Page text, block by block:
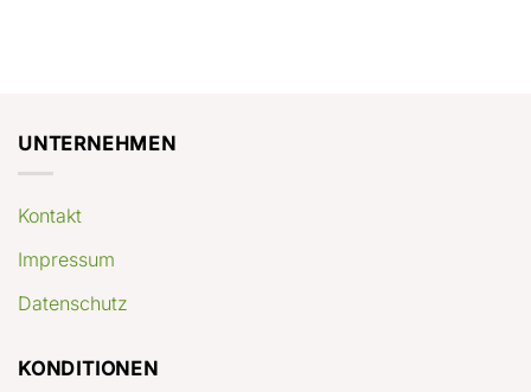
UNTERNEHMEN
Kontakt
Impressum
Datenschutz
KONDITIONEN